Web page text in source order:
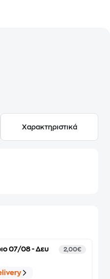
Χαρακτηριστικά
07/08 - Δευ
2,00€